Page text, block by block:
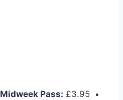
Midweek Pass: